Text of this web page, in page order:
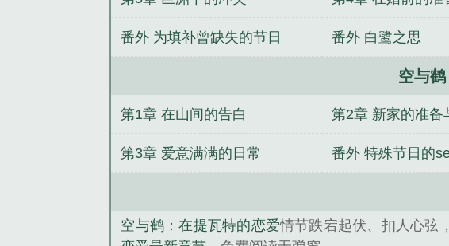
袭
番外 为填补曾缺失的节日 番外 白鹭之思
空与
第1章 在山间的告白 第2章 新家的准备
爱
第3章 爱意满满的日常 番外 特殊节日的
空与鹤：在提瓦特的恋爱情节跌宕起伏、扣人心弦